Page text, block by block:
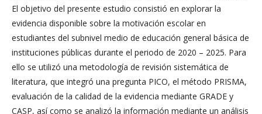
El objetivo del presente estudio consistió en explorar la
evidencia disponible sobre la motivación escolar en
estudiantes del subnivel medio de educación general básica de
instituciones públicas durante el periodo de 2020 – 2025. Para
ello se utilizó una metodología de revisión sistemática de
literatura, que integró una pregunta PICO, el método PRISMA,
evaluación de la calidad de la evidencia mediante GRADE y
CASP, así como se analizó la información mediante un análisis